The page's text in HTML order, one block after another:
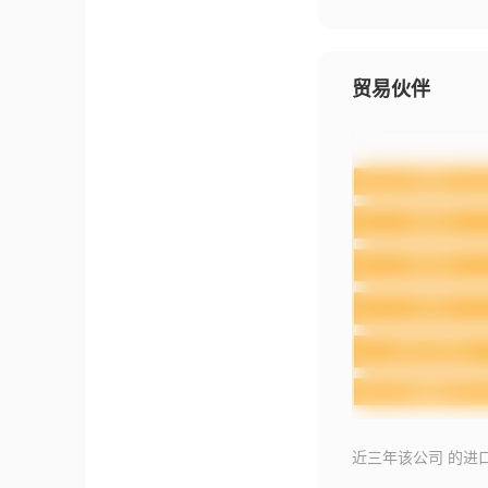
贸易伙伴
近三年该公司 的进